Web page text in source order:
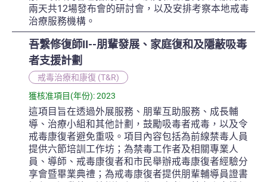
兩天共12場發布會的研討會，以及安排考察本地戒毒
治療服務機構。
吾繫修復師II--朋輩發展、家庭復和及隱蔽吸毒
者支援計劃
戒毒治療和康復 (T&R)
獲核准項目(年份): 2023
這項目旨在透過外展服務、朋輩互助服務、成長輔
導、治療小組和其他計劃，鼓勵吸毒者戒毒，以及令
戒毒康復者避免重吸。項目內容包括為前線禁毒人員
提供六節培訓工作坊；為禁毒工作者及相關專業人
員、導師、戒毒康復者和市民舉辦戒毒康復者經驗分
享會暨畢業典禮；為戒毒康復者提供朋輩輔導員證書